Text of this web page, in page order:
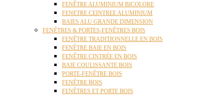
FENÊTRE ALUMINIUM BICOLORE
FENETRE CEINTREE ALUMINIUM
BAIES ALU GRANDE DIMENSION
FENÊTRES & PORTES-FENÊTRES BOIS
FENÊTRE TRADITIONNELLE EN BOIS
FENÊTRE BAIE EN BOIS
FENÊTRE CINTRÉE EN BOIS
BAIE COULISSANTE BOIS
PORTE-FENÊTRE BOIS
FENÊTRE BOIS
FENÊTRES ET PORTE BOIS